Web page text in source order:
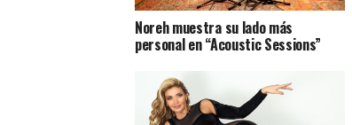
Noreh muestra su lado más
personal en “Acoustic Sessions”